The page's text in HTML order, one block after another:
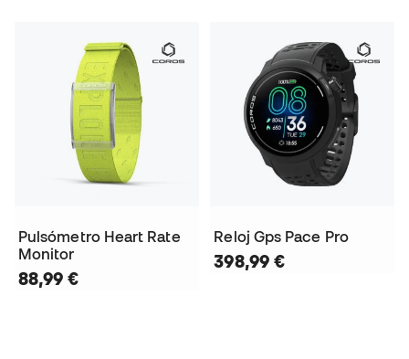
Pulsómetro Heart Rate
Monitor
88,99 €
Reloj Gps Pace Pro
398,99 €